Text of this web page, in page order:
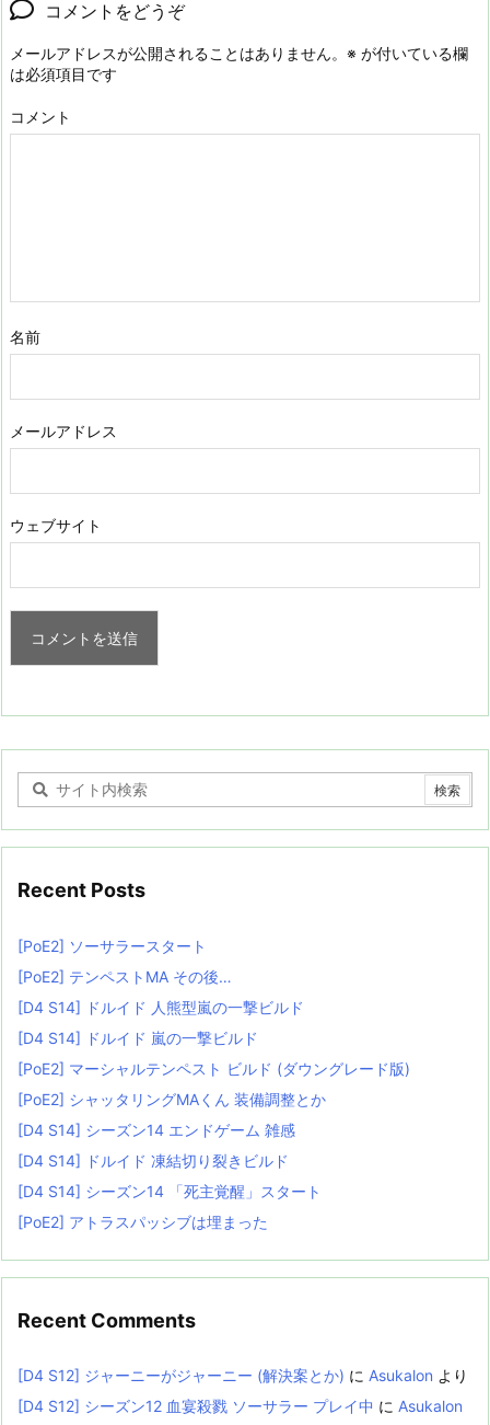
コメントをどうぞ
メールアドレスが公開されることはありません。 ※ が付いている欄
は必須項目です
コメント
名前
メールアドレス
ウェブサイト
Recent Posts
[PoE2] ソーサラースタート
[PoE2] テンペストMA その後…
[D4 S14] ドルイド 人熊型嵐の一撃ビルド
[D4 S14] ドルイド 嵐の一撃ビルド
[PoE2] マーシャルテンペスト ビルド (ダウングレード版)
[PoE2] シャッタリングMAくん 装備調整とか
[D4 S14] シーズン14 エンドゲーム 雑感
[D4 S14] ドルイド 凍結切り裂きビルド
[D4 S14] シーズン14 「死主覚醒」スタート
[PoE2] アトラスパッシブは埋まった
Recent Comments
[D4 S12] ジャーニーがジャーニー (解決案とか) に Asukalon より
[D4 S12] シーズン12 血宴殺戮 ソーサラー プレイ中 に Asukalon